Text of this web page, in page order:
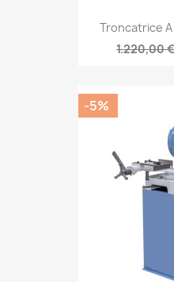
Troncatrice A
1.220,00 €
-5%